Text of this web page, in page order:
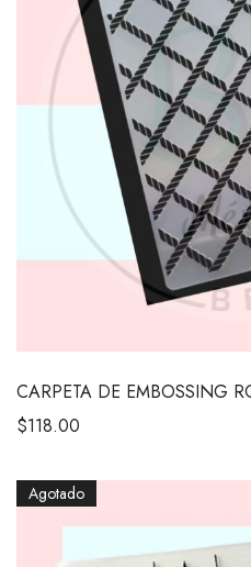
CARPETA DE EMBOSSING
$118.00
Agotado